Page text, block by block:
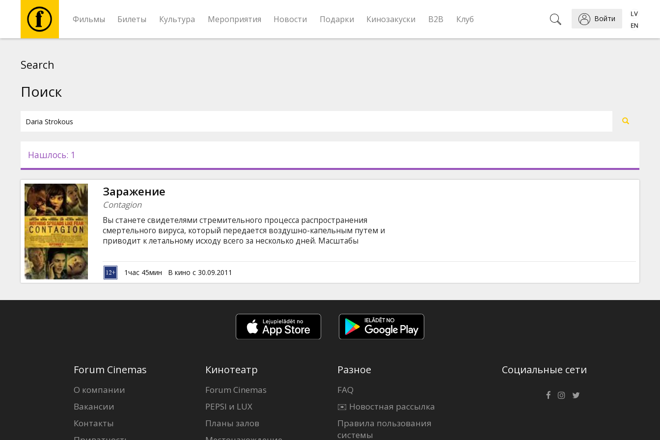
Фильмы Билеты Культура Мероприятия Новости Подарки Кинозакуски B2B Клуб Войти
Новости
Подарки
Кинозакуски
B2B
Клуб
Search
Поиск
Нашлось: 1
Заражение
Contagion
Вы станете свидетелями стремительного процесса распространения
смертельного вируса, который передается воздушно-капельным путем и
приводит к летальному исходу всего за несколько дней. Масштабы
найти лекарство и подавить панику, распространяющуюся куда
стремительней самого вирус, а обычные люди пытаются выжить в
обществе, где каждый сам за себя.
1час 45мин В кино с 30.09.2011
Forum Cinemas
О компании
Вакансии
Контакты
Кинотеатр
Forum Cinemas
PEPSI и LUX
Планы залов
Разное
FAQ
✉️ Новостная рассылка
Правила пользования
системы
Социальные сети